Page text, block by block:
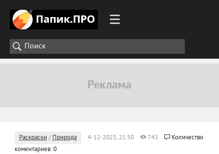
Раскраски / Природа 4-12-2023, 21:50 743
Количество
коментариев: 0